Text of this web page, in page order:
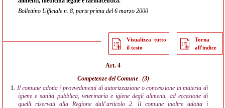
Bollettino Ufficiale n. 8, parte prima del 6 marzo 2000
Visualizza tutto
il testo
Torna
all'indice
Art. 4
Competenze del Comune (3)
1. Il comune adotta i provvedimenti di autorizzazione o concessione in materia di
igiene e sanità pubblica, veterinaria e igiene degli alimenti, ad eccezione di
quelli riservati alla Regione dall’articolo 2. Il comune inoltre adotta i